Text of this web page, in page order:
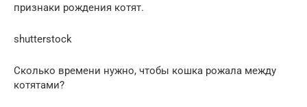
признаки рождения котят.
shutterstock
Сколько времени нужно, чтобы кошка рожала между
котятами?